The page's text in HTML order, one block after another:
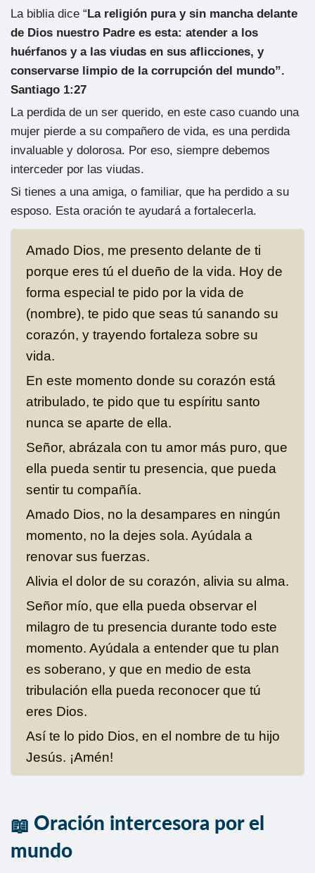
La biblia dice “La religión pura y sin mancha delante
de Dios nuestro Padre es esta: atender a los
huérfanos y a las viudas en sus aflicciones, y
conservarse limpio de la corrupción del mundo”.
Santiago 1:27
La perdida de un ser querido, en este caso cuando una
mujer pierde a su compañero de vida, es una perdida
invaluable y dolorosa. Por eso, siempre debemos
interceder por las viudas.
Si tienes a una amiga, o familiar, que ha perdido a su
esposo. Esta oración te ayudará a fortalecerla.
Amado Dios, me presento delante de ti
porque eres tú el dueño de la vida. Hoy de
forma especial te pido por la vida de
(nombre), te pido que seas tú sanando su
corazón, y trayendo fortaleza sobre su
vida.
En este momento donde su corazón está
atribulado, te pido que tu espíritu santo
nunca se aparte de ella.
Señor, abrázala con tu amor más puro, que
ella pueda sentir tu presencia, que pueda
sentir tu compañía.
Amado Dios, no la desampares en ningún
momento, no la dejes sola. Ayúdala a
renovar sus fuerzas.
Alivia el dolor de su corazón, alivia su alma.
Señor mío, que ella pueda observar el
milagro de tu presencia durante todo este
momento. Ayúdala a entender que tu plan
es soberano, y que en medio de esta
tribulación ella pueda reconocer que tú
eres Dios.
Así te lo pido Dios, en el nombre de tu hijo
Jesús. ¡Amén!
Oración intercesora por el
mundo